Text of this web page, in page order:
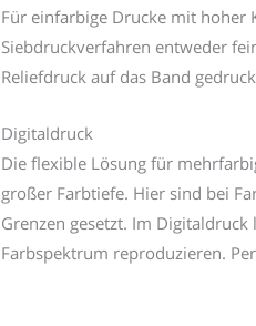
Für einfarbige Drucke mit hoher
Siebdruckverfahren entweder
Reliefdruck auf das Band
Digitaldruck
Die flexible Lösung für
großer Farbtiefe. Hier sind bei
Grenzen gesetzt. Im
Farbspektrum reproduzieren.